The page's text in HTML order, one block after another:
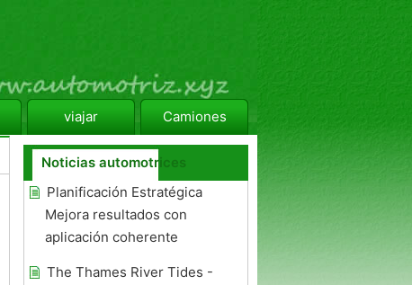
viajar Camiones
Noticias automotrices
Planificación Estratégica
Mejora resultados con
aplicación coherente
The Thames River Tides -